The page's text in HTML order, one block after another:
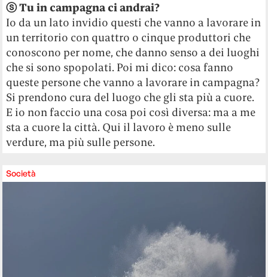
ⓢ Tu in campagna ci andrai?
Io da un lato invidio questi che vanno a lavorare in
un territorio con quattro o cinque produttori che
conoscono per nome, che danno senso a dei luoghi
che si sono spopolati. Poi mi dico: cosa fanno
queste persone che vanno a lavorare in campagna?
Si prendono cura del luogo che gli sta più a cuore.
E io non faccio una cosa poi così diversa: ma a me
sta a cuore la città. Qui il lavoro è meno sulle
verdure, ma più sulle persone.
Società